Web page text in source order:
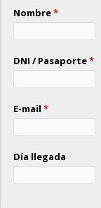
Nombre*
DNI / Pasaporte*
E-mail*
Día llegada